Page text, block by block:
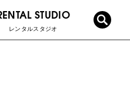
STUDIO
レンタルスタジオ